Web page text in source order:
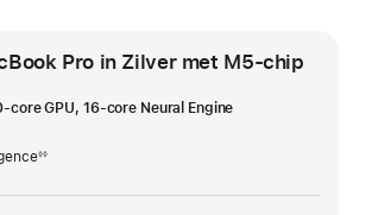
Pro in Zilver met M5‑chip
core GPU, 16‑core Neural Engine
◊◊